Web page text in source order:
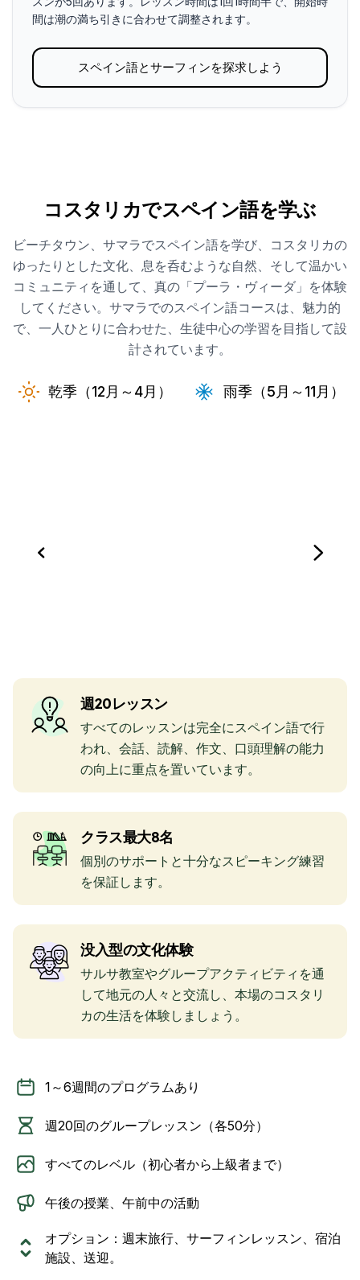
間は潮の満ち引き​​に合わせて調整されます。
スペイン語とサーフィンを探求しよう
コスタリカでスペイン語を学ぶ
ビーチタウン、サマラでスペイン語を学び、コスタリカの
ゆったりとした文化、息を呑むような自然、そして温かい
コミュニティを通して、真の「プーラ・ヴィーダ」を体験
してください。サマラでのスペイン語コースは、魅力的
で、一人ひとりに合わせた、生徒中心の学習を目指して設
計されています。
乾季（12月～4月） 雨季（5月～11月）
週20レッスン
すべてのレッスンは完全にスペイン語で行
われ、会話、読解、作文、口頭理解の能力
の向上に重点を置いています。
クラス最大8名
個別のサポートと十分なスピーキング練習
を保証します。
没入型の文化体験
サルサ教室やグループアクティビティを通
して地元の人々と交流し、本場のコスタリ
カの生活を体験しましょう。
1～6週間のプログラムあり
週20回のグループレッスン（各50分）
すべてのレベル（初心者から上級者まで）
午後の授業、午前中の活動
オプション：週末旅行、サーフィンレッスン、宿泊
施設、送迎。